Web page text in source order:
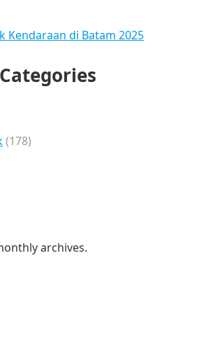
Kendaraan di Batam 2025
(178)
archives.